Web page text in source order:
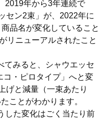
2019年から3年連続で
セン2束」が、2022年に
品名が変化していること
リニューアルされたこと
みると、シャウエッセ
コ・ピロタイプ」へと変
げと減量（一束あたり
ことがわかります。
た変化はごく当たり前